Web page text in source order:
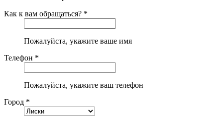
Как к вам обращаться? *
Пожалуйста, укажите ваше имя
Телефон *
Пожалуйста, укажите ваш телефон
Город *